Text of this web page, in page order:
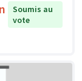
Soumis au
vote